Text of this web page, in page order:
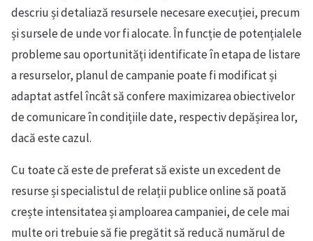
descriu și detaliază resursele necesare execuției, precum
și sursele de unde vor fi alocate. În funcție de potențialele
probleme sau oportunități identificate în etapa de listare
a resurselor, planul de campanie poate fi modificat și
adaptat astfel încât să confere maximizarea obiectivelor
de comunicare în condițiile date, respectiv depășirea lor,
dacă este cazul.
Cu toate că este de preferat să existe un excedent de
resurse și specialistul de relații publice online să poată
crește intensitatea și amploarea campaniei, de cele mai
multe ori trebuie să fie pregătit să reducă numărul de